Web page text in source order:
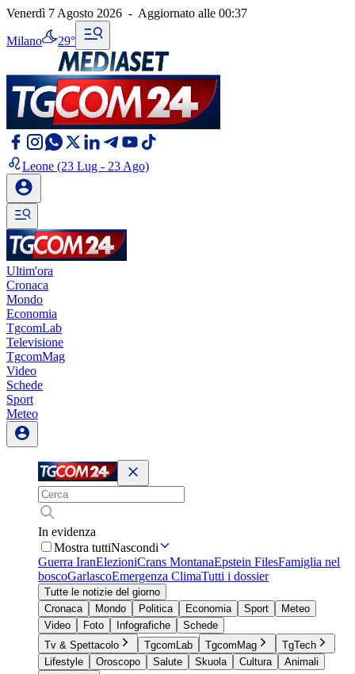
Venerdì 7 Agosto 2026 - Aggiornato alle 00:37
Milano 29°
Leone (23 Lug - 23 Ago)
Ultim'ora
Cronaca
Mondo
Economia
TgcomLab
Televisione
TgcomMag
Video
Schede
Sport
Meteo
In evidenza
Mostra tuttiNascondi
Guerra IranElezioniCrans MontanaEpstein FilesFamiglia nel
boscoGarlascoEmergenza ClimaTutti i dossier
Tutte le notizie del giorno
Cronaca
Mondo Politica Economia Sport
Meteo
Video
Foto Infografiche
Schede
Tv & Spettacolo
TgcomLab TgcomMag
TgTech
Lifestyle
Oroscopo Salute Skuola Cultura
Animali